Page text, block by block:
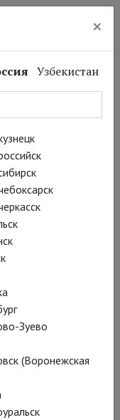
×
Узбекистан
Зуево
(Воронежская